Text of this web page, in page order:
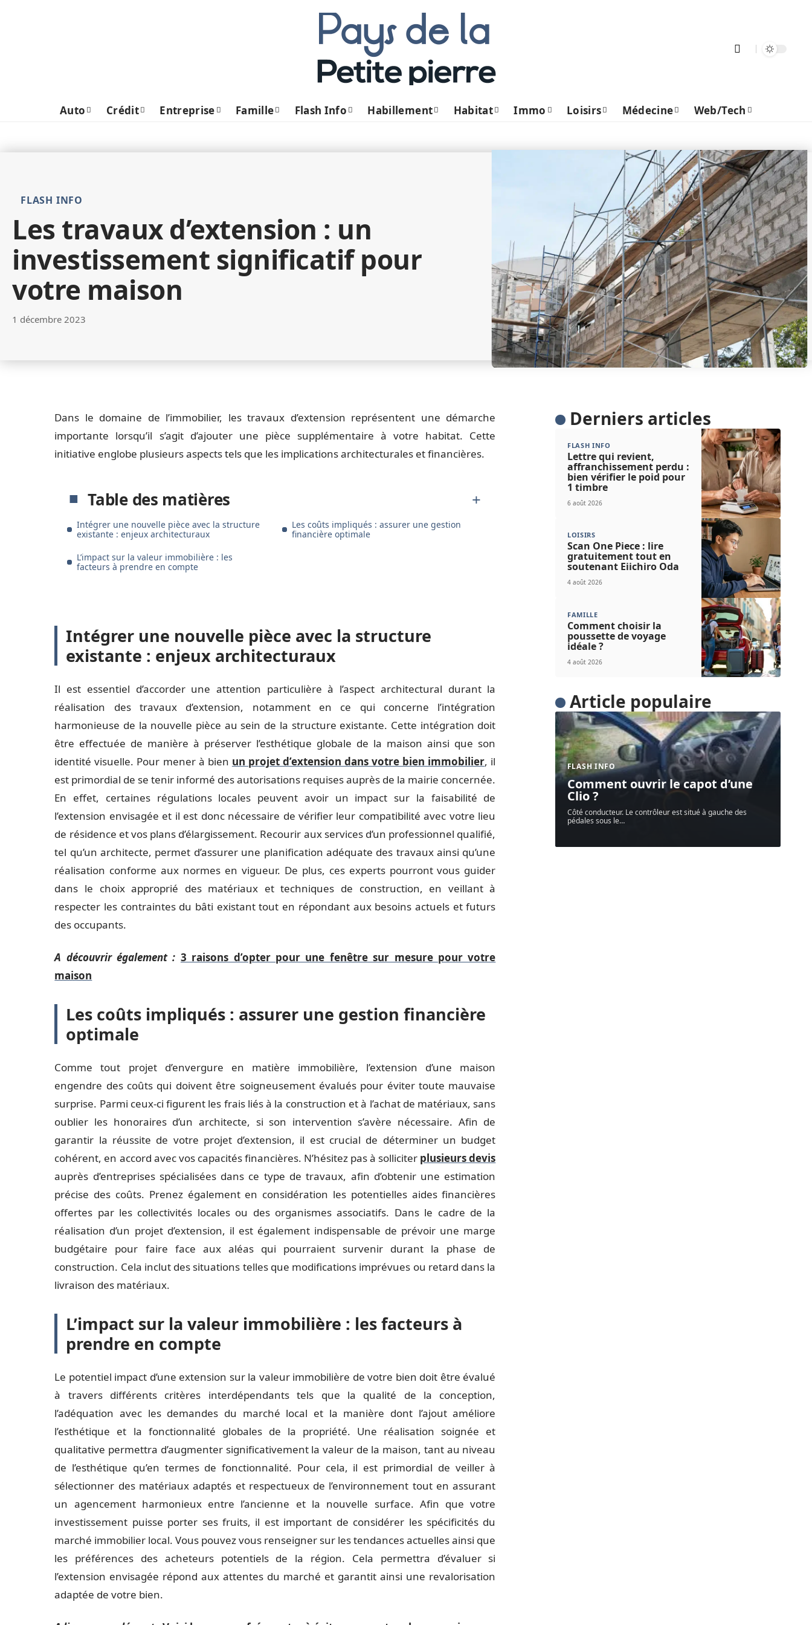
Auto Crédit Entreprise Famille Flash Info Habillement Habitat Immo Loisirs Médecine Web/Tech
FLASH INFO
Les travaux d’extension : un
investissement significatif pour
votre maison
1 décembre 2023
Dans le domaine de l’immobilier, les travaux d’extension représentent une démarche
importante lorsqu’il s’agit d’ajouter une pièce supplémentaire à votre habitat. Cette
initiative englobe plusieurs aspects tels que les implications architecturales et financières.
Table des matières
Intégrer une nouvelle pièce avec la structure
existante : enjeux architecturaux
Les coûts impliqués : assurer une gestion
financière optimale
L’impact sur la valeur immobilière : les
facteurs à prendre en compte
Intégrer une nouvelle pièce avec la structure
existante : enjeux architecturaux
Il est essentiel d’accorder une attention particulière à l’aspect architectural durant la
réalisation des travaux d’extension, notamment en ce qui concerne l’intégration
harmonieuse de la nouvelle pièce au sein de la structure existante. Cette intégration doit
être effectuée de manière à préserver l’esthétique globale de la maison ainsi que son
identité visuelle. Pour mener à bien un projet d’extension dans votre bien immobilier, il
est primordial de se tenir informé des autorisations requises auprès de la mairie concernée.
En effet, certaines régulations locales peuvent avoir un impact sur la faisabilité de
l’extension envisagée et il est donc nécessaire de vérifier leur compatibilité avec votre lieu
de résidence et vos plans d’élargissement. Recourir aux services d’un professionnel qualifié,
tel qu’un architecte, permet d’assurer une planification adéquate des travaux ainsi qu’une
réalisation conforme aux normes en vigueur. De plus, ces experts pourront vous guider
dans le choix approprié des matériaux et techniques de construction, en veillant à
respecter les contraintes du bâti existant tout en répondant aux besoins actuels et futurs
des occupants.
A découvrir également : 3 raisons d’opter pour une fenêtre sur mesure pour votre
maison
Les coûts impliqués : assurer une gestion financière
optimale
Comme tout projet d’envergure en matière immobilière, l’extension d’une maison
engendre des coûts qui doivent être soigneusement évalués pour éviter toute mauvaise
surprise. Parmi ceux-ci figurent les frais liés à la construction et à l’achat de matériaux, sans
oublier les honoraires d’un architecte, si son intervention s’avère nécessaire. Afin de
garantir la réussite de votre projet d’extension, il est crucial de déterminer un budget
cohérent, en accord avec vos capacités financières. N’hésitez pas à solliciter plusieurs devis
auprès d’entreprises spécialisées dans ce type de travaux, afin d’obtenir une estimation
précise des coûts. Prenez également en considération les potentielles aides financières
offertes par les collectivités locales ou des organismes associatifs. Dans le cadre de la
réalisation d’un projet d’extension, il est également indispensable de prévoir une marge
budgétaire pour faire face aux aléas qui pourraient survenir durant la phase de
construction. Cela inclut des situations telles que modifications imprévues ou retard dans la
livraison des matériaux.
L’impact sur la valeur immobilière : les facteurs à
prendre en compte
Le potentiel impact d’une extension sur la valeur immobilière de votre bien doit être évalué
à travers différents critères interdépendants tels que la qualité de la conception,
l’adéquation avec les demandes du marché local et la manière dont l’ajout améliore
l’esthétique et la fonctionnalité globales de la propriété. Une réalisation soignée et
qualitative permettra d’augmenter significativement la valeur de la maison, tant au niveau
de l’esthétique qu’en termes de fonctionnalité. Pour cela, il est primordial de veiller à
sélectionner des matériaux adaptés et respectueux de l’environnement tout en assurant
un agencement harmonieux entre l’ancienne et la nouvelle surface. Afin que votre
investissement puisse porter ses fruits, il est important de considérer les spécificités du
marché immobilier local. Vous pouvez vous renseigner sur les tendances actuelles ainsi que
les préférences des acheteurs potentiels de la région. Cela permettra d’évaluer si
l’extension envisagée répond aux attentes du marché et garantit ainsi une revalorisation
adaptée de votre bien.
Derniers articles
FLASH INFO
Lettre qui revient,
affranchissement perdu :
bien vérifier le poid pour
1 timbre
6 août 2026
LOISIRS
Scan One Piece : lire
gratuitement tout en
soutenant Eiichiro Oda
4 août 2026
FAMILLE
Comment choisir la
poussette de voyage
idéale ?
4 août 2026
Article populaire
FLASH INFO
Comment ouvrir le capot d’une
Clio ?
Côté conducteur. Le contrôleur est situé à gauche des
pédales sous le…